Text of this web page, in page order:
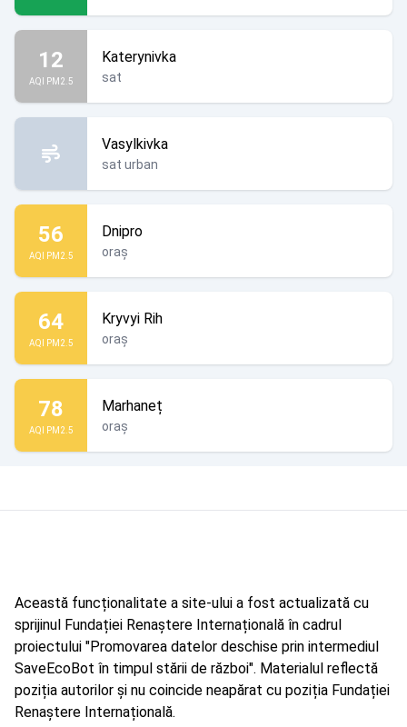
12
AQI PM2.5
Katerynivka
sat
Vasylkivka
sat urban
56
AQI PM2.5
Dnipro
oraș
64
AQI PM2.5
Kryvyi Rih
oraș
78
AQI PM2.5
Marhaneț
oraș
Această funcționalitate a site-ului a fost actualizată cu
sprijinul Fundației Renaștere Internațională în cadrul
proiectului "Promovarea datelor deschise prin intermediul
SaveEcoBot în timpul stării de război". Materialul reflectă
poziția autorilor și nu coincide neapărat cu poziția Fundației
Renaștere Internațională.